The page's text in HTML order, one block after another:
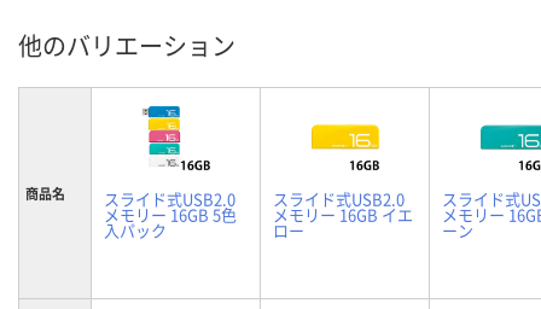
他のバリエーション
商品名 スライド式USB2.0
メモリー 16GB 5色
入パック
スライド式USB2.0
メモリー 16GB イエ
ロー
スライド式
メモリー
ーン